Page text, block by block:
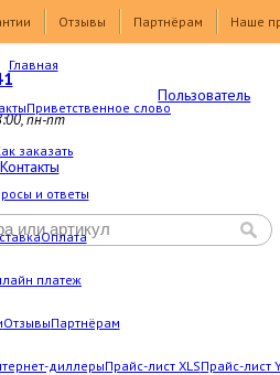
Отзывы Партнёрам Наше
Главная
Приветственное слово
заказать
и ответы
Оплата
платеж
ОтзывыПартнёрам
диллерыПрайс-лист XLSПрайс-лист
пн-пт
Контакты
Пользователь